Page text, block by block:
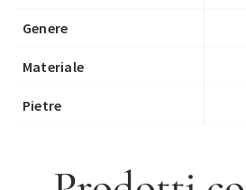
Genere
Materiale
Pietre